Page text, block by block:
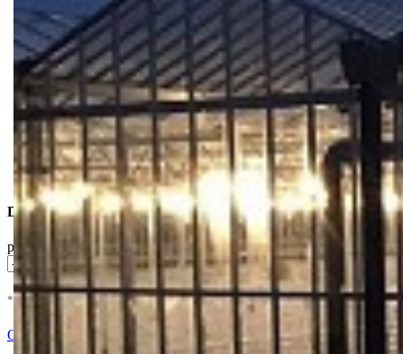
Dostupne Opcije
pakovanje
* U cenu je uracunat PDV * Nema Na Stanju !
Ocenite i napišite preporuku